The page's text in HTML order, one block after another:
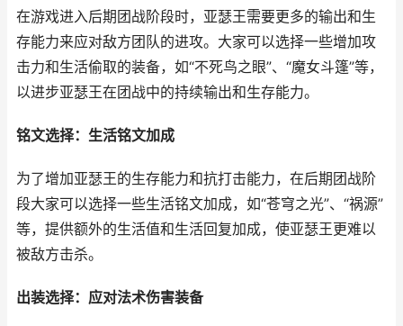
在游戏进入后期团战阶段时，亚瑟王需要更多的输出和生
存能力来应对敌方团队的进攻。大家可以选择一些增加攻
击力和生活偷取的装备，如“不死鸟之眼”、“魔女斗篷”等，
以进步亚瑟王在团战中的持续输出和生存能力。
铭文选择：生活铭文加成
为了增加亚瑟王的生存能力和抗打击能力，在后期团战阶
段大家可以选择一些生活铭文加成，如“苍穹之光”、“祸源”
等，提供额外的生活值和生活回复加成，使亚瑟王更难以
被敌方击杀。
出装选择：应对法术伤害装备